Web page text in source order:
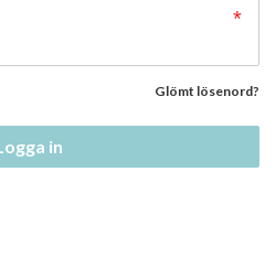
Glömt lösenord?
in